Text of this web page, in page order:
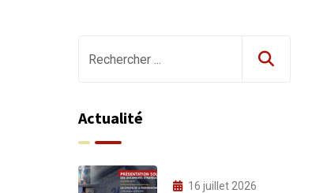
Actualité
16 juillet 2026